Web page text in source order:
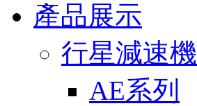
產品展示
行星減速機
AE系列